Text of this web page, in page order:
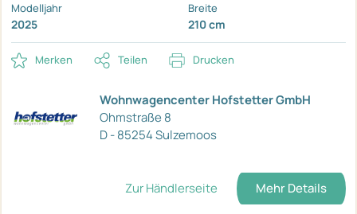
Modelljahr
2025
Breite
210 cm
Merken Teilen Drucken
Wohnwagencenter Hofstetter GmbH
Ohmstraße 8
D - 85254 Sulzemoos
Zur Händlerseite Mehr Details